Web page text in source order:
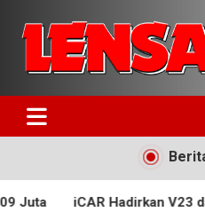
LensaUtama
V23 dan V27 di GIIAS 2026,